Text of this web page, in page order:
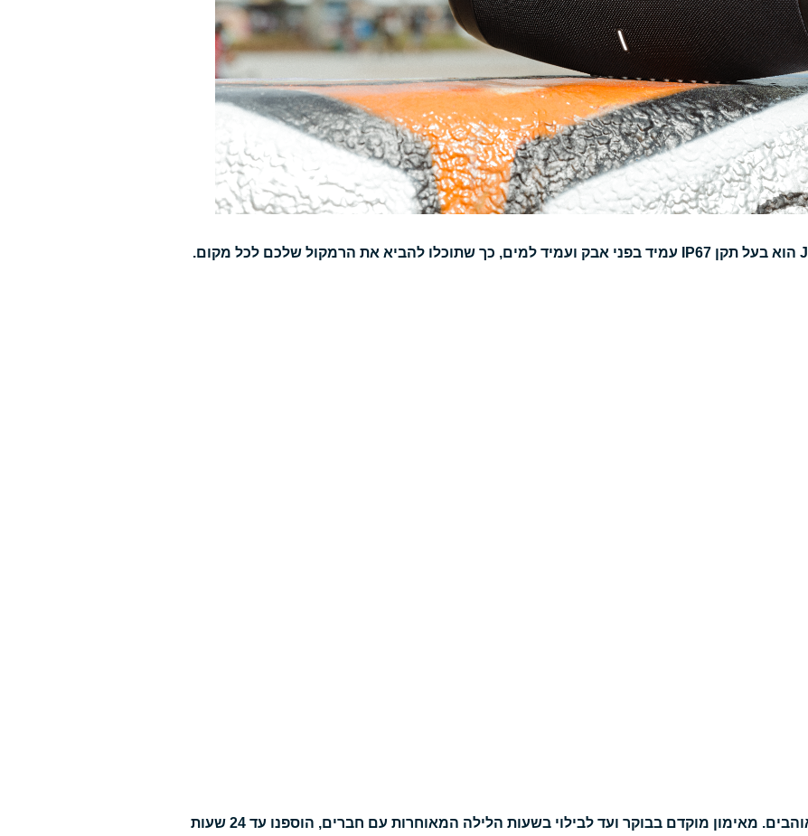
תחגגו כל רגע עם הצלילים שאתם אוהבים. מאימון מוקדם בבוקר ועד לבילוי בשעות הלילה המאוחרות עם חברים, הוספנו עד 24 שעות